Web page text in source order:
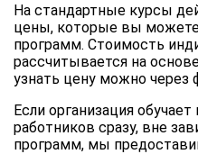
На стандартные курсы
цены, которые вы
программ. Стоимость
рассчитывается на
узнать цену можно через
Если организация
работников сразу, вне
программ, мы